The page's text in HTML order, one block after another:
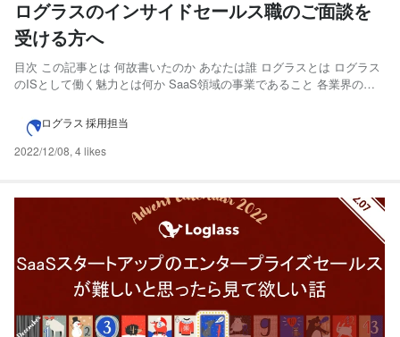
ログラスのインサイドセールス職のご面談を
受ける方へ
目次 この記事とは 何故書いたのか あなたは誰 ログラスとは ログラス
のISとして働く魅力とは何か SaaS領域の事業であること 各業界の市
ューを体現、日々の会話で必ず出てくるレベルに浸透 落ち着いた社風
ログラスのISは日々どんな業務...
ログラス 採用担当
2022/12/08, 4 likes